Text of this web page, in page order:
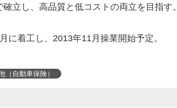
立し、高品質と低コストの両立を目指す。
に着工し、2013年11月操業開始予定。
（自動車保険）